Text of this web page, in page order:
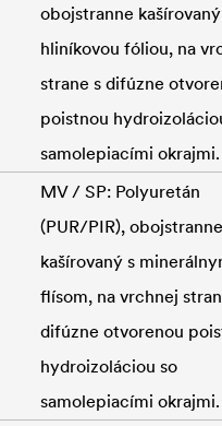
obojstranne
hliníkovou fóliou, na
strane s difúzne
poistnou
samolepiacími okrajmi.
MV / SP: Polyuretán
(PUR/PIR), obojstranne
kašírovaný s
flísom, na vrchnej
difúzne otvorenou
hydroizoláciou so
samolepiacími okrajmi.